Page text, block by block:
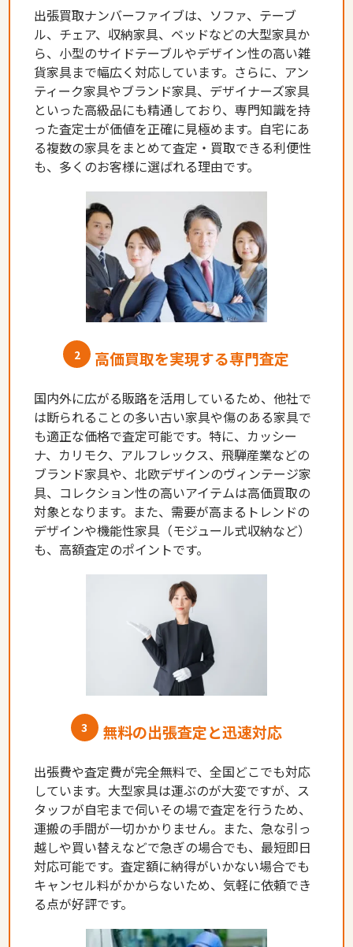
出張買取ナンバーファイブは、ソファ、テーブ
ル、チェア、収納家具、ベッドなどの大型家具か
ら、小型のサイドテーブルやデザイン性の高い雑
貨家具まで幅広く対応しています。さらに、アン
ティーク家具やブランド家具、デザイナーズ家具
といった高級品にも精通しており、専門知識を持
った査定士が価値を正確に見極めます。自宅にあ
る複数の家具をまとめて査定・買取できる利便性
も、多くのお客様に選ばれる理由です。
2 高価買取を実現する専門査定
国内外に広がる販路を活用しているため、他社で
は断られることの多い古い家具や傷のある家具で
も適正な価格で査定可能です。特に、カッシー
ナ、カリモク、アルフレックス、飛騨産業などの
ブランド家具や、北欧デザインのヴィンテージ家
具、コレクション性の高いアイテムは高価買取の
対象となります。また、需要が高まるトレンドの
デザインや機能性家具（モジュール式収納など）
も、高額査定のポイントです。
3 無料の出張査定と迅速対応
出張費や査定費が完全無料で、全国どこでも対応
しています。大型家具は運ぶのが大変ですが、ス
タッフが自宅まで伺いその場で査定を行うため、
運搬の手間が一切かかりません。また、急な引っ
越しや買い替えなどで急ぎの場合でも、最短即日
対応可能です。査定額に納得がいかない場合でも
キャンセル料がかからないため、気軽に依頼でき
る点が好評です。